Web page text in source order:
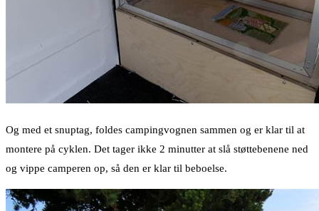
Og med et snuptag, foldes campingvognen sammen og er klar til at
montere på cyklen. Det tager ikke 2 minutter at slå støttebenene ned
og vippe camperen op, så den er klar til beboelse.